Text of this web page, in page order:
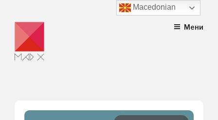
content
Мени
Macedonian